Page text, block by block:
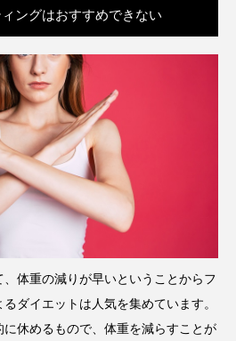
ングはおすすめできない
体重の減りが早いということからフ
ダイエットは人気を集めています。
休めるもので、体重を減らすことが